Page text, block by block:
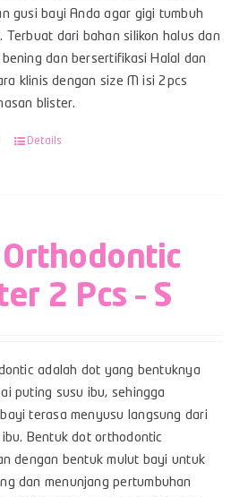
gusi bayi Anda agar gigi tumbuh
Terbuat dari bahan silikon halus dan
dan bersertifikasi Halal dan
klinis dengan size M isi 2pcs
blister.
Details
2 Pcs – S
adalah dot yang bentuknya
puting susu ibu, sehingga
terasa menyusu langsung dari
Bentuk dot orthodontic
dengan bentuk mulut bayi untuk
dan menunjang pertumbuhan